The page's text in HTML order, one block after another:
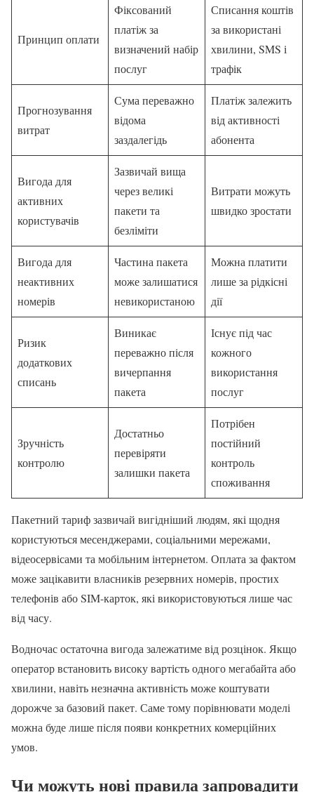
Принцип оплати
Фіксований
платіж за
визначений набір
послуг
Списання коштів
за використані
хвилини, SMS і
трафік
Прогнозування
витрат
Сума переважно
відома
заздалегідь
Платіж залежить
від активності
абонента
Вигода для
активних
користувачів
Зазвичай вища
через великі
пакети та
безліміти
Витрати можуть
швидко зростати
Вигода для
неактивних
номерів
Частина пакета
може залишатися
невикористаною
Можна платити
лише за рідкісні
дії
Ризик
додаткових
списань
Виникає
переважно після
вичерпання
пакета
Існує під час
кожного
використання
послуг
Зручність
контролю
Достатньо
перевіряти
залишки пакета
Потрібен
постійний
контроль
споживання
Пакетний тариф зазвичай вигідніший людям, які щодня
користуються месенджерами, соціальними мережами,
відеосервісами та мобільним інтернетом. Оплата за фактом
може зацікавити власників резервних номерів, простих
телефонів або SIM-карток, які використовуються лише час
від часу.
Водночас остаточна вигода залежатиме від розцінок. Якщо
оператор встановить високу вартість одного мегабайта або
хвилини, навіть незначна активність може коштувати
дорожче за базовий пакет. Саме тому порівнювати моделі
можна буде лише після появи конкретних комерційних
умов.
Чи можуть нові правила запровадити